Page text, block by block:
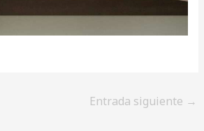
Entrada siguiente →